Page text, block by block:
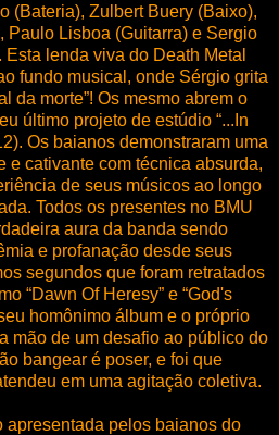
(Bateria), Zulbert Buery (Baixo),
Paulo Lisboa (Guitarra) e Sergio
lenda viva do Death Metal
fundo musical, onde Sérgio grita
da morte”! Os mesmo abrem o
último projeto de estúdio “...In
Os baianos demonstraram uma
e cativante com técnica absurda,
de seus músicos ao longo
Todos os presentes no BMU
aura da banda sendo
e profanação desde seus
segundos que foram retratados
“Dawn Of Heresy” e “God's
homônimo álbum e o próprio
mão de um desafio ao público do
bangear é poser, e foi que
em uma agitação coletiva.
apresentada pelos baianos do